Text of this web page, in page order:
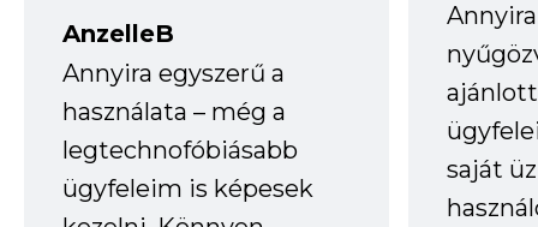
AnzelleB
Annyira egyszerű a
használata – még a
legtechnofóbiásabb
ügyfeleim is képesek
saját